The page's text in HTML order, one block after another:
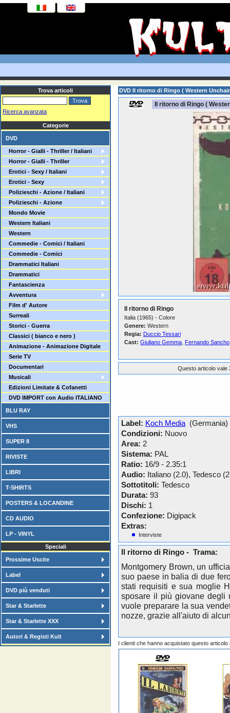
Trova articoli
Ricerca avanzata
Categorie
DVD
Horror - Gialli - Thriller / Italiani
Horror - Gialli - Thriller
Erotici - Sexy / Italiani
Erotici - Sexy
Polizieschi - Azione / Italiani
Polizieschi - Azione
Mondo Movie
Western Italiani
Western
Commedie - Comici / Italiani
Commedie - Comici
Drammatici Italiani
Drammatici
Fantascienza
Avventura
Film d' Autore
Surreali
Storici - Guerra
Classici ( bianco e nero )
Animazione - Animazione Digitale
Serie TV
Documentari
Musicali
Edizioni Limitate & Cofanetti
DVD IMPORT con Audio ITALIANO
BLU RAY
VHS
SUPER 8
RIVISTE
LIBRI
T-SHIRTS
POSTERS & LOCANDINE
CD AUDIO
LP - VINYL
Speciali
Prossime Uscite
Label
DVD più venduti
Star & Starlette
Star & Starlette XXX
Autori & Registi Kult
DVD Il ritorno di Ringo ( Western
Il ritorno di Ringo (
Il ritorno di Ringo
Italia (1965) - Colore
Genere: Western
Regia: Duccio Tessari
Cast: Giuliano Gemma Fernando Sancho
Questo articolo vale
Label: Koch Media (Germania)
Condizioni: Nuovo
Area: 2
Sistema: PAL
Ratio: 16/9 - 2.35:1
Audio: Italiano (2.0), Tedesco
Sottotitoli: Tedesco
Durata: 93
Dischi: 1
Confezione: Digipack
Extras:
Interviste
Il ritorno di Ringo - Trama:
Montgomery Brown, un
suo paese in balia di due
stati requisiti e sua moglie
sposare il più giovane degli
vuole preparare la sua
nozze, grazie all'aiuto di
I clienti che hanno acquistato questo